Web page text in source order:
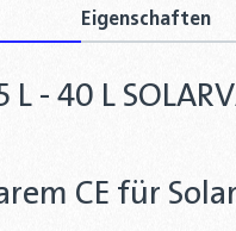
Eigenschaften
- 40 L
CE für